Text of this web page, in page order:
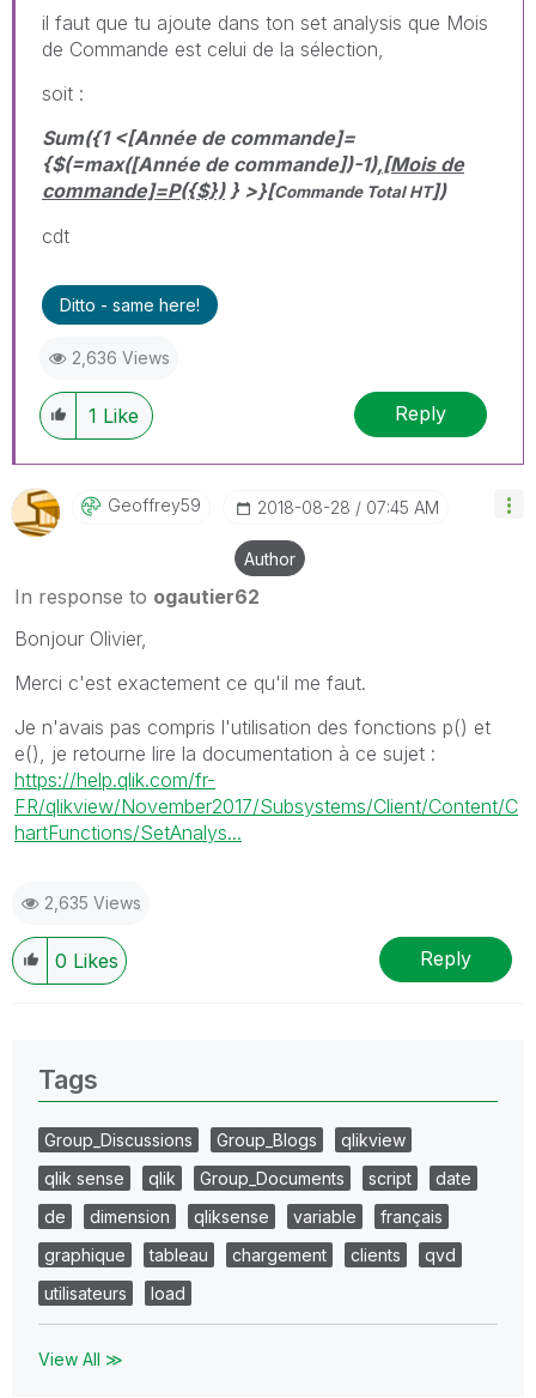
il faut que tu ajoute dans ton set analysis que Mois
de Commande est celui de la sélection,
soit :
Sum({1 <[Année de commande]=
{$(=max([Année de commande])-1),[Mois de
commande]=P({$})} >}[Commande Total HT])
cdt
Ditto - same here!
2,636 Views
1 Like Reply
Geoffrey59 ‎2018-08-28 07:45 AM
Author
In response to ogautier62
Bonjour Olivier,
Merci c'est exactement ce qu'il me faut.
Je n'avais pas compris l'utilisation des fonctions p() et
e(), je retourne lire la documentation à ce sujet :
https://help.qlik.com/fr-
FR/qlikview/November2017/Subsystems/Client/Content/C
hartFunctions/SetAnalys...
2,635 Views
0 Likes Reply
Tags
Group_Discussions Group_Blogs
qlikview
qlik sense
qlik Group_Documents script
date
de
dimension qliksense variable
français
graphique
tableau chargement clients
qvd
utilisateurs
load
View All ≫